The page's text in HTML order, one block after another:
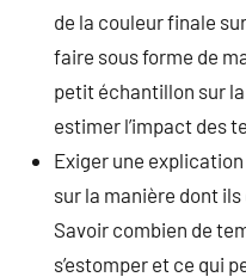
de la couleur finale
faire sous forme de
petit échantillon sur
estimer l’impact des
Exiger une
sur la manière dont
Savoir combien de
s’estomper et ce qui